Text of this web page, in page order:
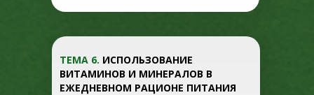
ТЕМА 6. ИСПОЛЬЗОВАНИЕ
ВИТАМИНОВ И МИНЕРАЛОВ В
ЕЖЕДНЕВНОМ РАЦИОНЕ ПИТАНИЯ